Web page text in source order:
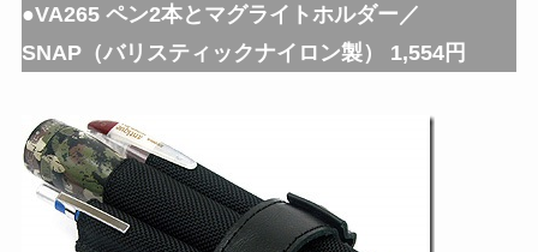
●VA265 ペン2本とマグライトホルダー／
SNAP（バリスティックナイロン製） 1,554円